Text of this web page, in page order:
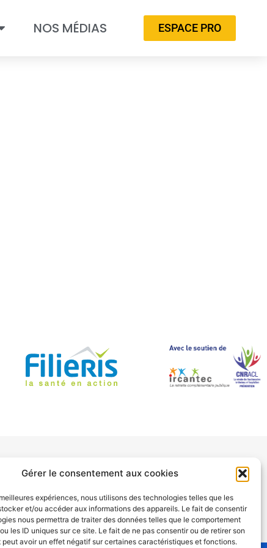
Gérer le consentement aux cookies
expériences, nous utilisons des technologies telles que les
et/ou accéder aux informations des appareils. Le fait de consentir
nous permettra de traiter des données telles que le comportement
les ID uniques sur ce site. Le fait de ne pas consentir ou de retirer son
peut avoir un effet négatif sur certaines caractéristiques et fonctions.
NOS MÉDIAS ESPACE PRO
DE SITE